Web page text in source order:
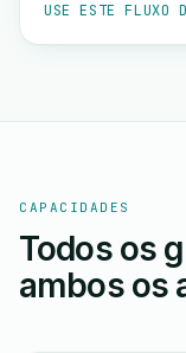
USE ESTE FLUXO
CAPACIDADES
Todos os
ambos os